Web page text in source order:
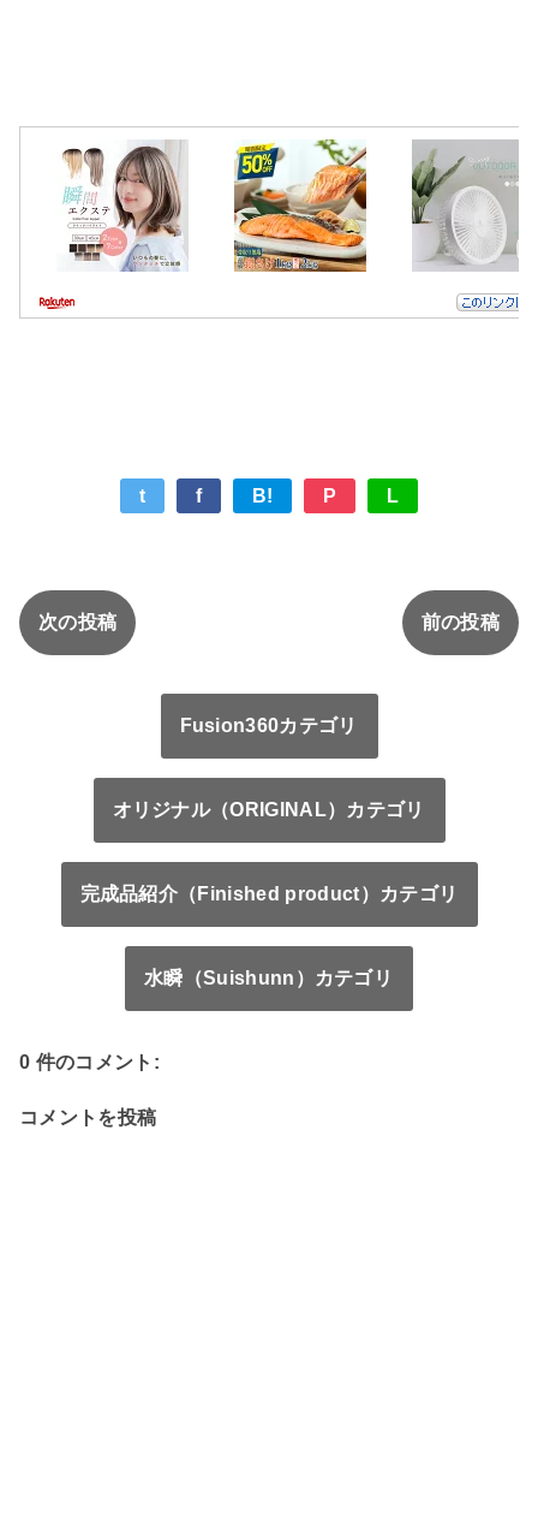
t f B! P L
次の投稿 前の投稿
Fusion360カテゴリ
オリジナル（ORIGINAL）カテゴリ
完成品紹介（Finished product）カテゴリ
水瞬（Suishunn）カテゴリ
0 件のコメント:
コメントを投稿